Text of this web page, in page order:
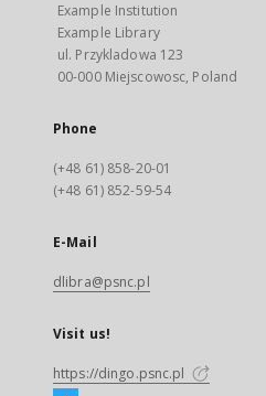
Example Institution
Example Library
ul. Przykladowa 123
00-000 Miejscowosc, Poland
Phone
(+48 61) 858-20-01
(+48 61) 852-59-54
E-Mail
dlibra@psnc.pl
Visit us!
https://dingo.psnc.pl